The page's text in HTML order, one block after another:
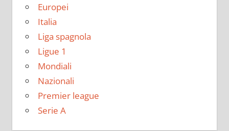
Europei
Italia
Liga spagnola
Ligue 1
Mondiali
Nazionali
Premier league
Serie A